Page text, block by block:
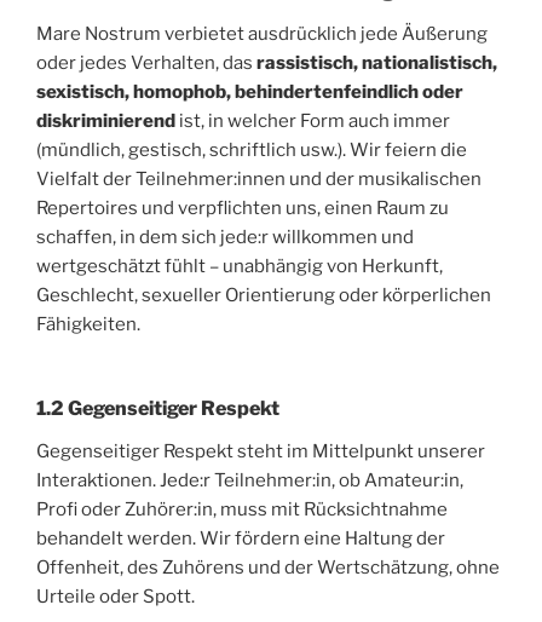
Mare Nostrum verbietet ausdrücklich jede Äußerung
oder jedes Verhalten, das rassistisch, nationalistisch,
sexistisch, homophob, behindertenfeindlich oder
diskriminierend ist, in welcher Form auch immer
(mündlich, gestisch, schriftlich usw.). Wir feiern die
Vielfalt der Teilnehmer:innen und der musikalischen
Repertoires und verpflichten uns, einen Raum zu
schaffen, in dem sich jede:r willkommen und
wertgeschätzt fühlt – unabhängig von Herkunft,
Geschlecht, sexueller Orientierung oder körperlichen
Fähigkeiten.
1.2 Gegenseitiger Respekt
Gegenseitiger Respekt steht im Mittelpunkt unserer
Interaktionen. Jede:r Teilnehmer:in, ob Amateur:in,
Profi oder Zuhörer:in, muss mit Rücksichtnahme
behandelt werden. Wir fördern eine Haltung der
Offenheit, des Zuhörens und der Wertschätzung, ohne
Urteile oder Spott.